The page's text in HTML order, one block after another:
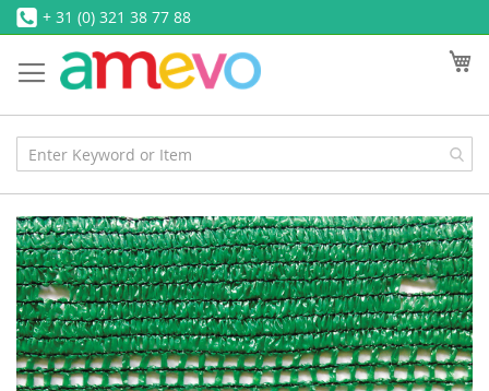
Ga
naar
de
inhoud
+ 31 (0) 321 38 77 88
Ga
naar
het
einde
van
de
afbeeldingen-
gallerij